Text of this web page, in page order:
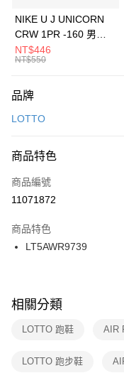
元大商業銀行
台灣樂天信用卡公司
全盈+PAY
AFTEE先享後付
【關於「AFTEE先享後付」】
便利好安心！
３．安心：先確認商品／服
【「AFTEE先享後付」結帳
１．於結帳方式選擇「
２．訂單成立數日內，您將
３．收到繳費通知簡訊後14
ATM／網路銀行／等多元方
※ 交易是否成功請以「
是否繳費成功／繳費後需取
客戶支援中心」
https://
１．透過由恩沛科技股份有
運送方式
每筆NT$100，滿
宅配
每筆NT$100，滿
付款後門市自取
每筆NT$100，滿
NIKE U J UNICORN
CRW 1PR -160 男女
中統襪 FZ3393100
NT$446
NT$550
品牌
LOTTO
商品特色
商品編號
11071872
商品特色
LT5AWR9739
相關分類
LOTTO 跑鞋 AIR
LOTTO 跑步鞋